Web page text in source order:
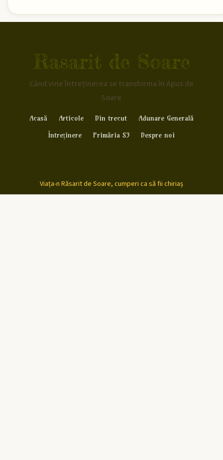
Rasarit de Soare
Când vine întreținerea se transforma în Apus de
Soare
Acasă Articole Din trecut
Adunare Generală
Întreținere
Primăria S3 Despre noi
Viața-n Răsarit de Soare, cumperi ca să fii chiriaș